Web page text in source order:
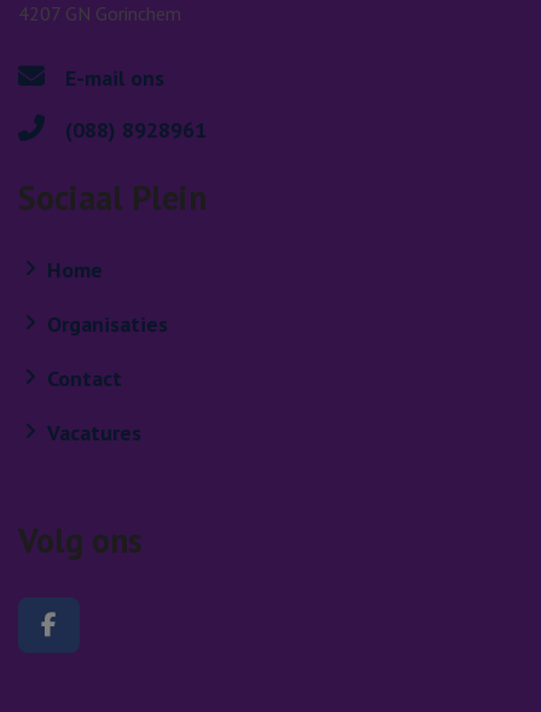
4207 GN Gorinchem
E-mail ons
(088) 8928961
Sociaal Plein
Home
Organisaties
Contact
Vacatures
Volg ons